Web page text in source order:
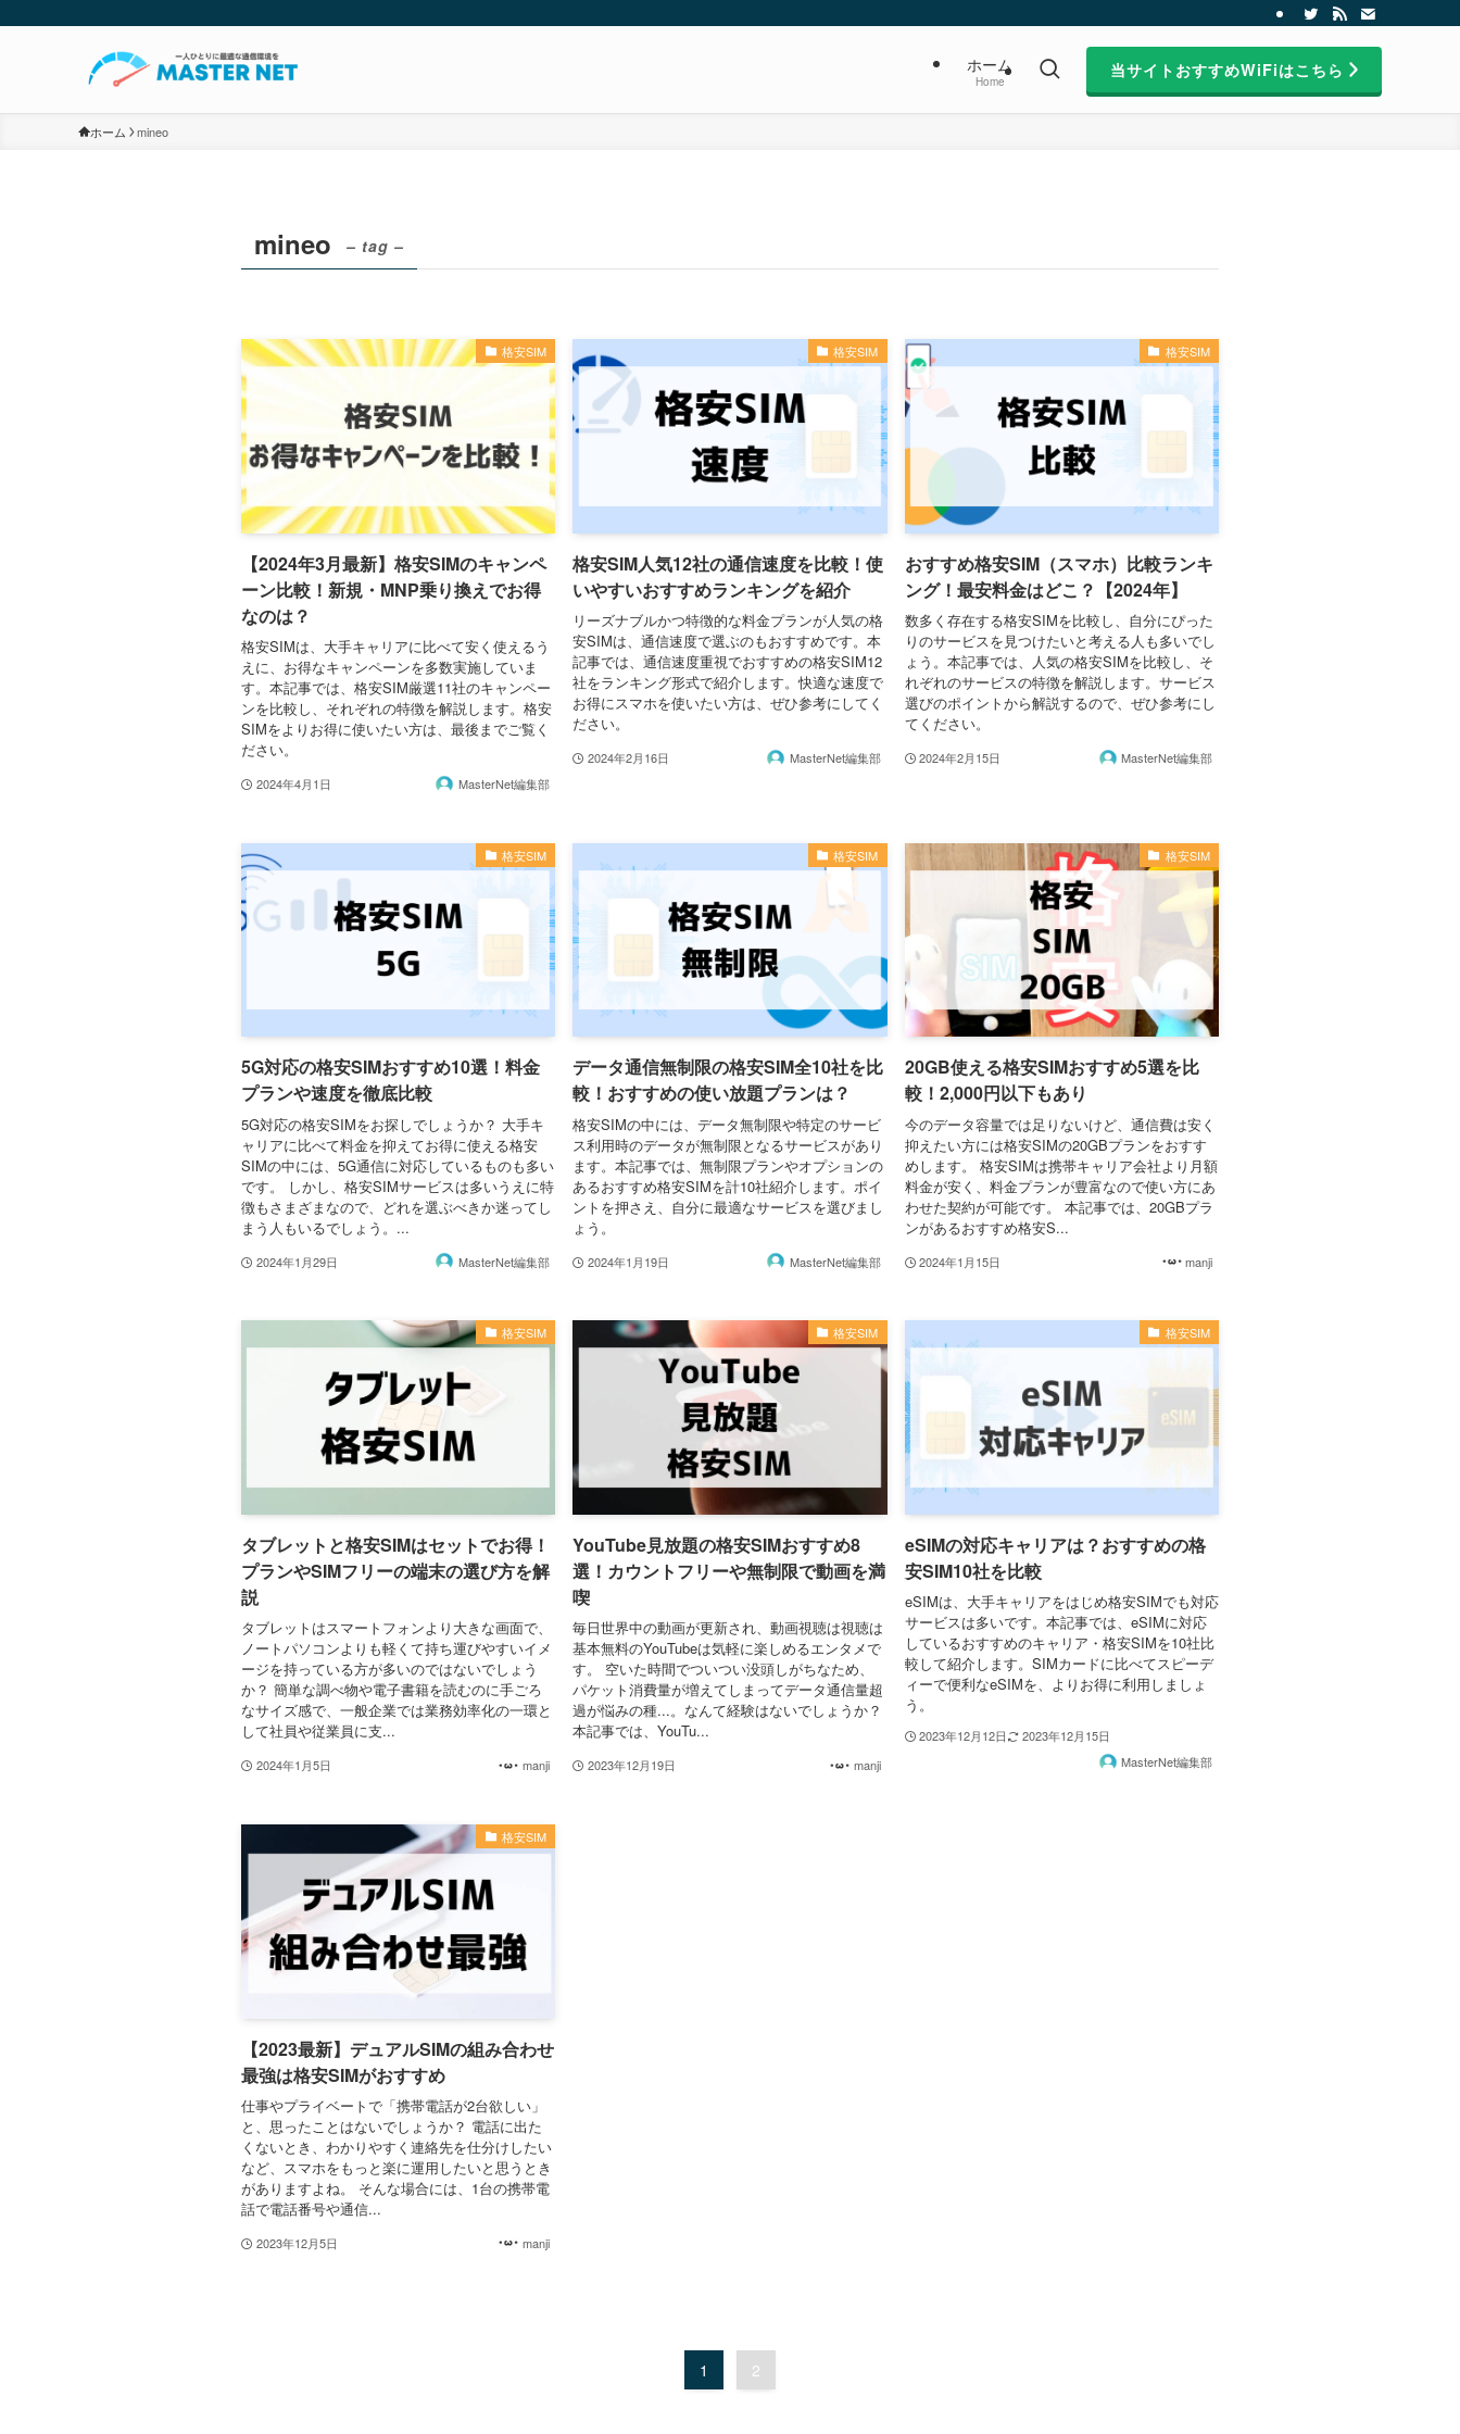
ホーム
Home
当サイトおすすめWiFiはこちら
ホーム mineo
mineo – tag –
格安SIM
【2024年3月最新】格安SIMのキャンペ
ーン比較！新規・MNP乗り換えでお得
なのは？
格安SIMは、大手キャリアに比べて安く使えるう
えに、お得なキャンペーンを多数実施していま
す。本記事では、格安SIM厳選11社のキャンペー
ンを比較し、それぞれの特徴を解説します。格安
SIMをよりお得に使いたい方は、最後までご覧く
ださい。
2024年4月1日 MasterNet編集部
格安SIM
格安SIM人気12社の通信速度を比較！使
いやすいおすすめランキングを紹介
リーズナブルかつ特徴的な料金プランが人気の格
安SIMは、通信速度で選ぶのもおすすめです。本
記事では、通信速度重視でおすすめの格安SIM12
社をランキング形式で紹介します。快適な速度で
お得にスマホを使いたい方は、ぜひ参考にしてく
ださい。
2024年2月16日 MasterNet編集部
格安SIM
おすすめ格安SIM（スマホ）比較ランキ
ング！最安料金はどこ？【2024年】
数多く存在する格安SIMを比較し、自分にぴった
りのサービスを見つけたいと考える人も多いでし
ょう。本記事では、人気の格安SIMを比較し、そ
れぞれのサービスの特徴を解説します。サービス
選びのポイントから解説するので、ぜひ参考にし
てください。
2024年2月15日 MasterNet編集部
格安SIM
5G対応の格安SIMおすすめ10選！料金
プランや速度を徹底比較
5G対応の格安SIMをお探しでしょうか？ 大手キ
ャリアに比べて料金を抑えてお得に使える格安
SIMの中には、5G通信に対応しているものも多い
です。 しかし、格安SIMサービスは多いうえに特
徴もさまざまなので、どれを選ぶべきか迷ってし
まう人もいるでしょう。...
2024年1月29日 MasterNet編集部
格安SIM
データ通信無制限の格安SIM全10社を比
較！おすすめの使い放題プランは？
格安SIMの中には、データ無制限や特定のサービ
ス利用時のデータが無制限となるサービスがあり
ます。本記事では、無制限プランやオプションの
あるおすすめ格安SIMを計10社紹介します。ポイ
ントを押さえ、自分に最適なサービスを選びまし
ょう。
2024年1月19日 MasterNet編集部
格安SIM
20GB使える格安SIMおすすめ5選を比
較！2,000円以下もあり
今のデータ容量では足りないけど、通信費は安く
抑えたい方には格安SIMの20GBプランをおすす
めします。 格安SIMは携帯キャリア会社より月額
料金が安く、料金プランが豊富なので使い方にあ
わせた契約が可能です。 本記事では、20GBプラ
ンがあるおすすめ格安S...
2024年1月15日 manji
格安SIM
タブレットと格安SIMはセットでお得！
プランやSIMフリーの端末の選び方を解
説
タブレットはスマートフォンより大きな画面で、
ノートパソコンよりも軽くて持ち運びやすいイメ
ージを持っている方が多いのではないでしょう
か？ 簡単な調べ物や電子書籍を読むのに手ごろ
なサイズ感で、一般企業では業務効率化の一環と
して社員や従業員に支...
2024年1月5日 manji
格安SIM
YouTube見放題の格安SIMおすすめ8
選！カウントフリーや無制限で動画を満
喫
毎日世界中の動画が更新され、動画視聴は視聴は
基本無料のYouTubeは気軽に楽しめるエンタメで
す。 空いた時間でついつい没頭しがちなため、
パケット消費量が増えてしまってデータ通信量超
過が悩みの種...。なんて経験はないでしょうか？
本記事では、YouTu...
2023年12月19日 manji
格安SIM
eSIMの対応キャリアは？おすすめの格
安SIM10社を比較
eSIMは、大手キャリアをはじめ格安SIMでも対応
サービスは多いです。本記事では、eSIMに対応
しているおすすめのキャリア・格安SIMを10社比
較して紹介します。SIMカードに比べてスピーデ
ィーで便利なeSIMを、よりお得に利用しましょ
う。
2023年12月12日
2023年12月15日
MasterNet編集部
格安SIM
【2023最新】デュアルSIMの組み合わせ
最強は格安SIMがおすすめ
仕事やプライベートで「携帯電話が2台欲しい」
と、思ったことはないでしょうか？ 電話に出た
くないとき、わかりやすく連絡先を仕分けしたい
など、スマホをもっと楽に運用したいと思うとき
がありますよね。 そんな場合には、1台の携帯電
話で電話番号や通信...
2023年12月5日 manji
1 2